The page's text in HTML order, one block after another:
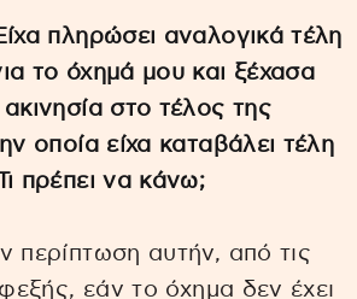
πληρώσει αναλογικά τέλη
το όχημά μου και ξέχασα
στο τέλος της
οποία είχα καταβάλει τέλη
πρέπει να κάνω;
περίπτωση αυτήν, από τις
εάν το όχημα δεν έχει